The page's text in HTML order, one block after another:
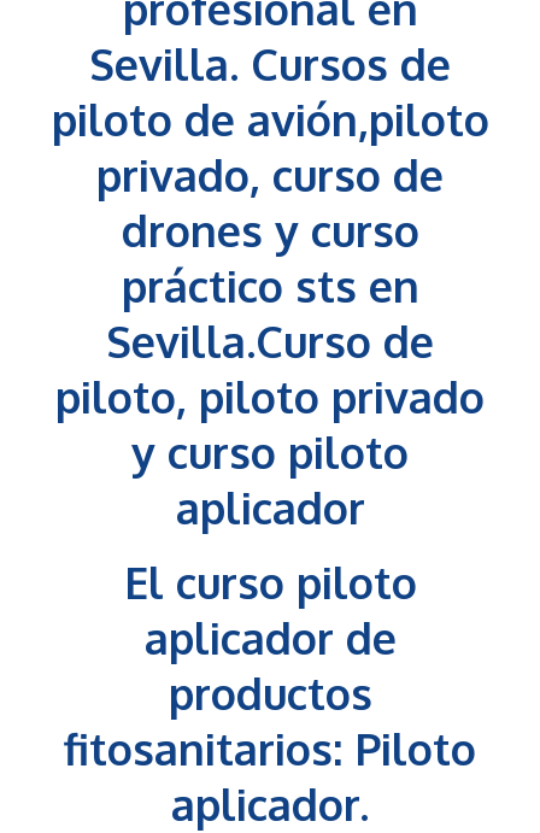
Sevilla. Cursos de
piloto de avión,piloto
privado, curso de
drones y curso
práctico sts en
Sevilla.Curso de
piloto, piloto privado
y curso piloto
aplicador
El curso piloto
aplicador de
productos
fitosanitarios: Piloto
aplicador.